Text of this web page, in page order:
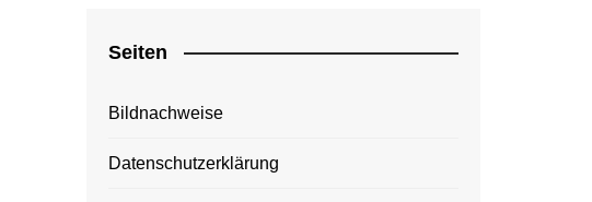
Seiten
Bildnachweise
Datenschutzerklärung